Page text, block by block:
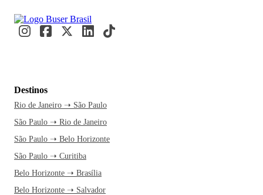
Destinos
Rio de Janeiro ➝ São Paulo
São Paulo ➝ Rio de Janeiro
São Paulo ➝ Belo Horizonte
São Paulo ➝ Curitiba
Belo Horizonte ➝ Brasília
Belo Horizonte ➝ Salvador